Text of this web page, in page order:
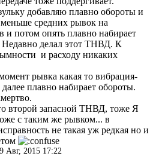
добавляю плавно обороты и
средних рывок на
и потом опять плавно набирает
делал этот ТНВД. К
и расходу никаких
рывка какая то вибрация-
плавно набирает обороты.
второй запасной ТНВД, тоже Я
с таким же рывком... в
не такая уж редкая но и
Авг, 2015 17:22